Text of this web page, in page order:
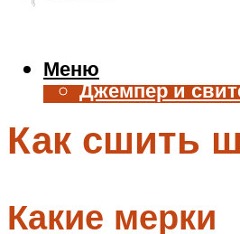
Жилет
Джемпер и
Аксессуары
Меню
Как сшить
Какие мерки